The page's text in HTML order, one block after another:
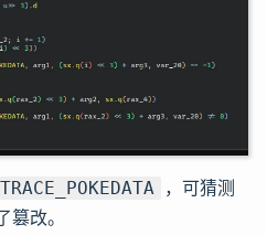
，可猜测
篡改。